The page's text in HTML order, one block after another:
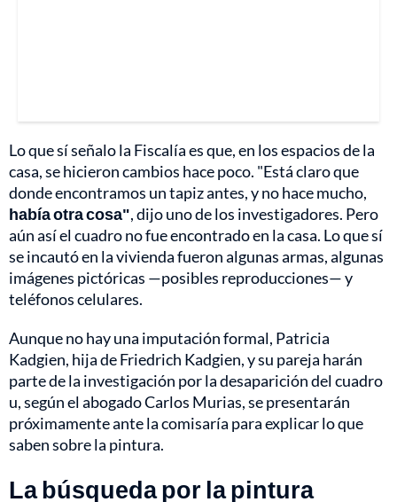
Lo que sí señalo la Fiscalía es que, en los espacios de la
casa, se hicieron cambios hace poco. "Está claro que
donde encontramos un tapiz antes, y no hace mucho,
había otra cosa", dijo uno de los investigadores. Pero
aún así el cuadro no fue encontrado en la casa. Lo que sí
se incautó en la vivienda fueron algunas armas, algunas
imágenes pictóricas —posibles reproducciones— y
teléfonos celulares.
Aunque no hay una imputación formal, Patricia
Kadgien, hija de Friedrich Kadgien, y su pareja harán
parte de la investigación por la desaparición del cuadro
u, según el abogado Carlos Murias, se presentarán
próximamente ante la comisaría para explicar lo que
saben sobre la pintura.
La búsqueda por la pintura